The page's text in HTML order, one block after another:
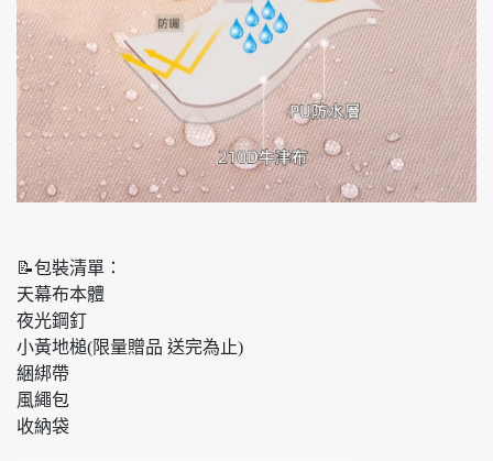
📝包裝清單：
天幕布本體
夜光鋼釘
小黃地槌(限量贈品 送完為止)
綑綁帶
風繩包
收納袋